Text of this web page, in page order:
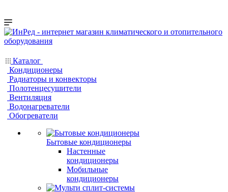
Каталог
Кондиционеры
Радиаторы и конвекторы
Полотенцесушители
Вентиляция
Водонагреватели
Обогреватели
Бытовые кондиционеры
Настенные
кондиционеры
Мобильные
кондиционеры